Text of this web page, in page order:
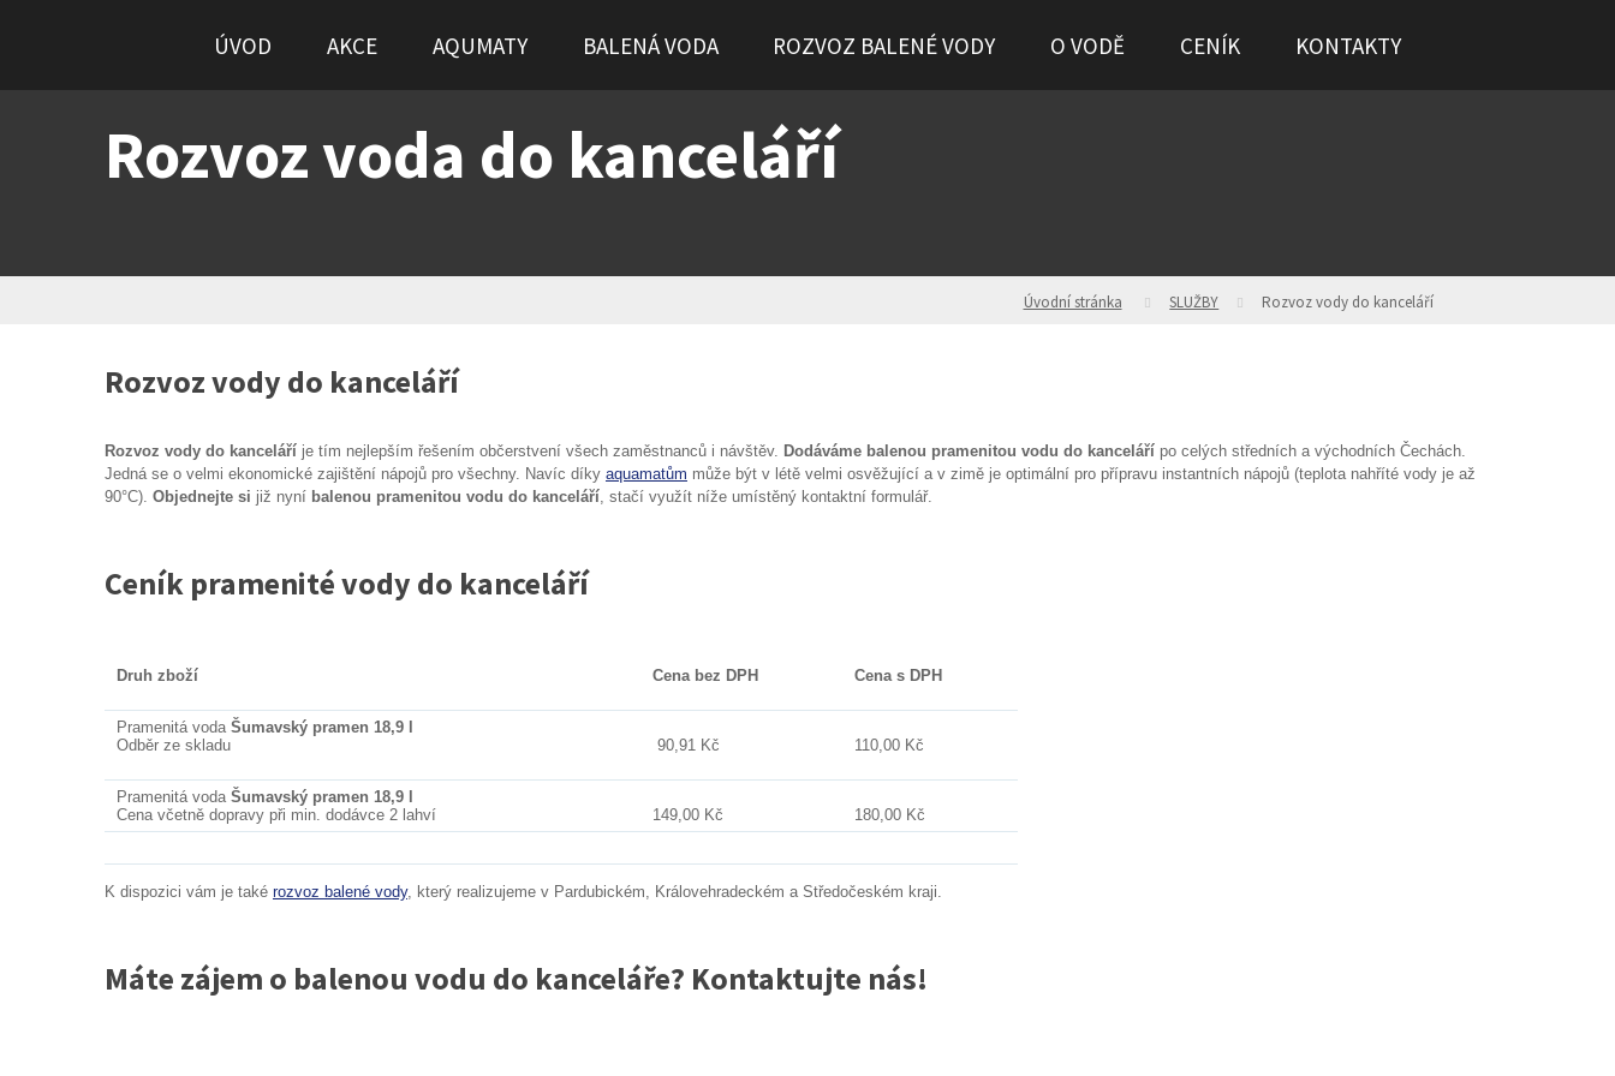
ÚVOD AKCE AQUMATY BALENÁ VODA ROZVOZ BALENÉ VODY O VODĚ CENÍK KONTAKTY
Rozvoz voda do kanceláří
Úvodní stránka SLUŽBY Rozvoz vody do kanceláří
Rozvoz vody do kanceláří
Rozvoz vody do kanceláří je tím nejlepším řešením občerstvení všech zaměstnanců i návštěv. Dodáváme balenou pramenitou vodu do kanceláří po celých středních a východních Čechách.
Jedná se o velmi ekonomické zajištění nápojů pro všechny. Navíc díky aquamatům může být v létě velmi osvěžující a v zimě je optimální pro přípravu instantních nápojů (teplota nahříté vody je až
90°C). Objednejte si již nyní balenou pramenitou vodu do kanceláří, stačí využít níže umístěný kontaktní formulář.
Ceník pramenité vody do kanceláří
Druh zboží Cena bez DPH Cena s DPH
Pramenitá voda Šumavský pramen 18,9 l
Odběr ze skladu
90,91 Kč 110,00 Kč
Pramenitá voda Šumavský pramen 18,9 l
Cena včetně dopravy při min. dodávce 2 lahví
149,00 Kč 180,00 Kč
K dispozici vám je také rozvoz balené vody, který realizujeme v Pardubickém, Královehradeckém a Středočeském kraji.
Máte zájem o balenou vodu do kanceláře? Kontaktujte nás!